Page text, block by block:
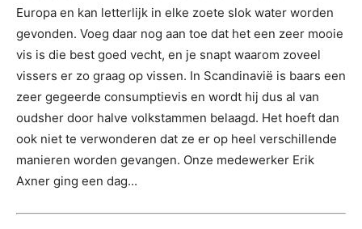
Europa en kan letterlijk in elke zoete slok water worden
gevonden. Voeg daar nog aan toe dat het een zeer mooie
vis is die best goed vecht, en je snapt waarom zoveel
vissers er zo graag op vissen. In Scandinavië is baars een
zeer gegeerde consumptievis en wordt hij dus al van
oudsher door halve volkstammen belaagd. Het hoeft dan
ook niet te verwonderen dat ze er op heel verschillende
manieren worden gevangen. Onze medewerker Erik
Axner ging een dag...